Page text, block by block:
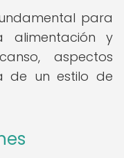
para
alimentación y
aspectos
de un estilo de